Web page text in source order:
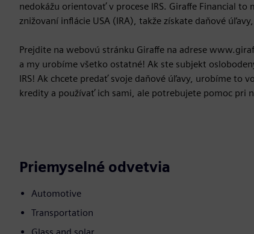
nedokážu orientovať v procese IRS. Giraffe Financial
znižovaní inflácie USA (IRA), takže získate daňové
Prejdite na webovú stránku Giraffe na adrese
a my urobíme všetko ostatné! Ak ste subjekt
IRS! Ak chcete predať svoje daňové úľavy, urobíme to
kredity a používať ich sami, ale potrebujete pomoc pri
Priemyselné odvetvia
Automotive
Transportation